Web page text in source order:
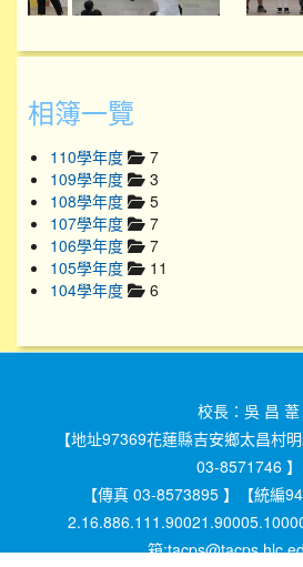
相簿一覽
110學年度
7
109學年度
3
108學年度
5
107學年度
7
106學年度
7
105學年度
11
104學年度
6
校長：吳 昌 葦
【地址97369花蓮縣吉安鄉太昌村
03-8571746 】
【傳真 03-8573895 】【統編
箱